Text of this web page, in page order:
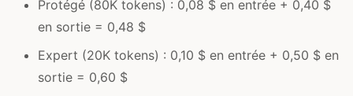
Protégé (80K tokens) : 0,08 $ en entrée + 0,40 $
en sortie = 0,48 $
Expert (20K tokens) : 0,10 $ en entrée + 0,50 $ en
sortie = 0,60 $